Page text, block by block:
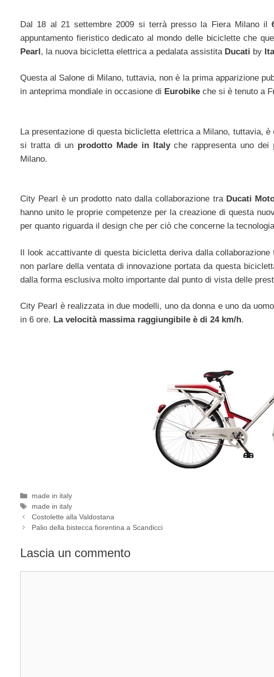
Dal 18 al 21 settembre 2009 si terrà presso la Fiera Milano il
appuntamento fieristico dedicato al mondo delle biciclette che
Pearl, la nuova bicicletta elettrica a pedalata assistita Ducati by
Questa al Salone di Milano, tuttavia, non è la prima apparizione
in anteprima mondiale in occasione di Eurobike che si è tenuto a
La presentazione di questa biclicletta elettrica a Milano, tuttavia,
si tratta di un prodotto Made in Italyche rappresenta uno dei
Milano.
City Pearl è un prodotto nato dalla collaborazione tra Ducati
hanno unito le proprie competenze per la creazione di questa
per quanto riguarda il design che per ciò che concerne la
Il look accattivante di questa bicicletta deriva dalla
non parlare della ventata di innovazione portata da questa
dalla forma esclusiva molto importante dal punto di vista delle
City Pearl è realizzata in due modelli, uno da donna e uno da
in 6 ore. La velocità massima raggiungibile è di 24 km/h.
Categorie
made in italy
Tag
made in italy
Costolette alla Valdostana
Palio della bistecca fiorentina a Scandicci
Lascia un commento